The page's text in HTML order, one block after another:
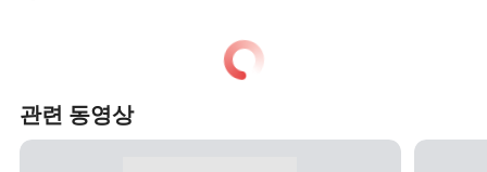
간
관련 동영상